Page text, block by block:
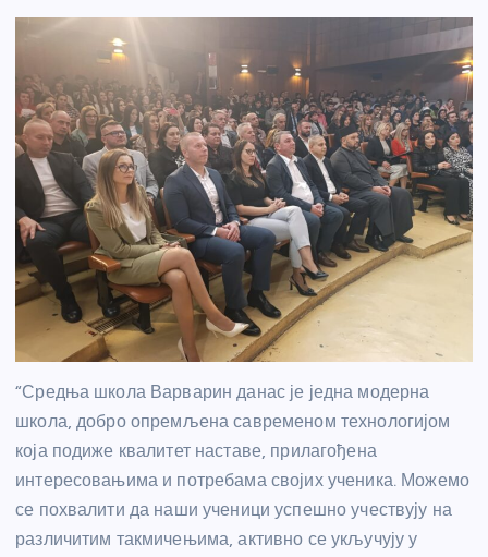
“Средња школа Варварин данас је једна модерна
школа, добро опремљена савременом технологијом
која подиже квалитет наставе, прилагођена
интересовањима и потребама својих ученика. Можемо
се похвалити да наши ученици успешно учествују на
различитим такмичењима, активно се укључују у